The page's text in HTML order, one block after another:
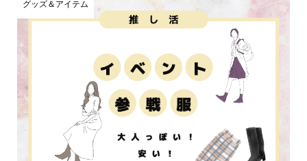
グッズ＆アイテム